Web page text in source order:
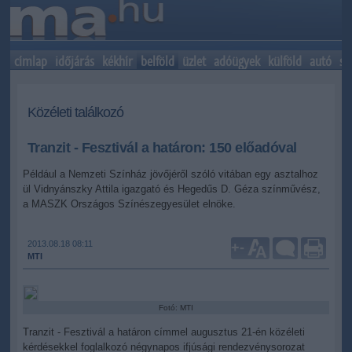
címlap időjárás kékhír belföld üzlet adóügyek külföld autó
Közéleti találkozó
Tranzit - Fesztivál a határon: 150 előadóval
Például a Nemzeti Színház jövőjéről szóló vitában egy asztalhoz
ül Vidnyánszky Attila igazgató és Hegedűs D. Géza színművész,
a MASZK Országos Színészegyesület elnöke.
2013.08.18 08:11
MTI
+-
Fotó: MTI
Tranzit - Fesztivál a határon címmel augusztus 21-én közéleti
kérdésekkel foglalkozó négynapos ifjúsági rendezvénysorozat